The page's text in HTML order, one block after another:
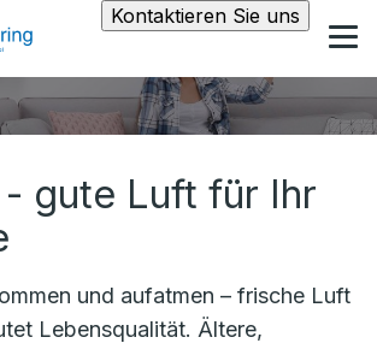
Kontaktieren Sie uns
gute Luft für Ihr
und aufatmen – frische Luft
Lebensqualität. Ältere,